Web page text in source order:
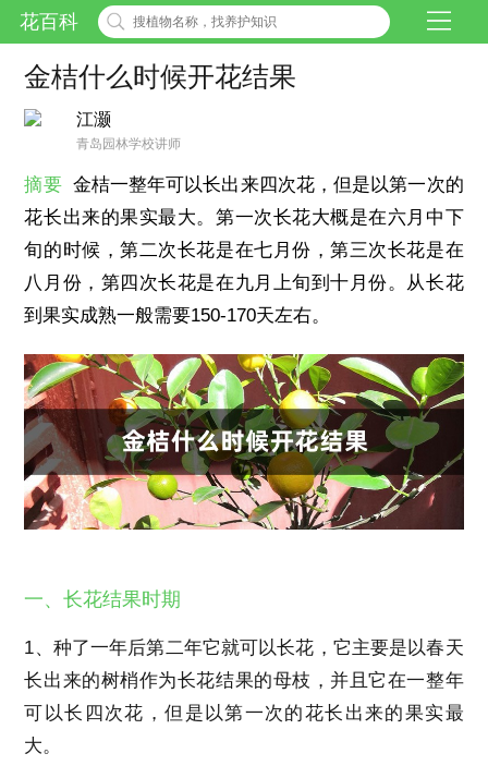
花百科
金桔什么时候开花结果
江灏
青岛园林学校讲师
摘要 金桔一整年可以长出来四次花，但是以第一次的
花长出来的果实最大。第一次长花大概是在六月中下
旬的时候，第二次长花是在七月份，第三次长花是在
八月份，第四次长花是在九月上旬到十月份。从长花
到果实成熟一般需要150-170天左右。
一、长花结果时期
1、种了一年后第二年它就可以长花，它主要是以春天
长出来的树梢作为长花结果的母枝，并且它在一整年
可以长四次花，但是以第一次的花长出来的果实最
大。